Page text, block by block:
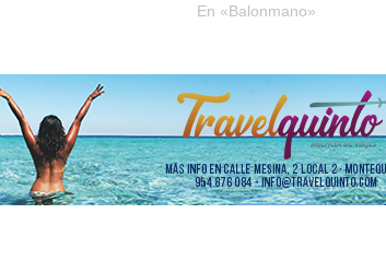
En «Balonmano»